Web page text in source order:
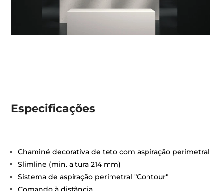
Especificações
Chaminé decorativa de teto com aspiração perimetral
Slimline (min. altura 214 mm)
Sistema de aspiração perimetral "Contour"
Comando à distância